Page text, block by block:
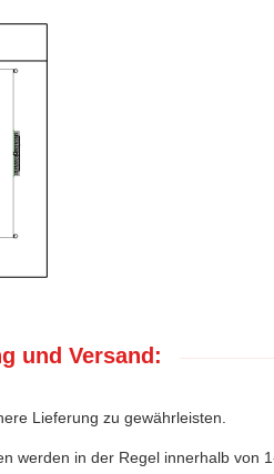
und Versand:
Lieferung zu gewährleisten.
werden in der Regel innerhalb